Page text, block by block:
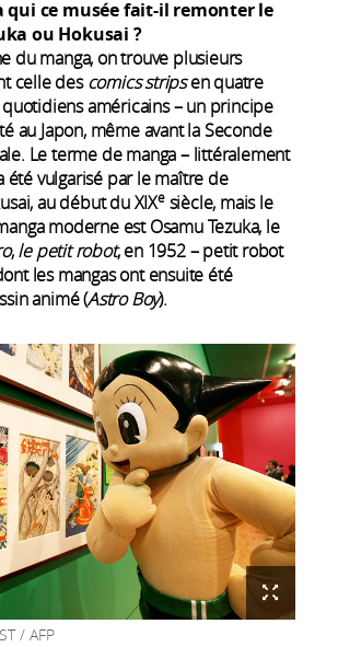
qui ce musée fait-il remonter le
ou Hokusai ?
du manga, on trouve plusieurs
celle descomics stripsen quatre
quotidiens américains – un principe
au Japon, même avant la Seconde
Le terme de manga – littéralement
été vulgarisé par le maître de
au début du XIXesiècle, mais le
moderne est Osamu Tezuka, le
,le petit robot, en 1952 – petit robot
les mangas ont ensuite été
animé (Astro Boy).
/ AFP